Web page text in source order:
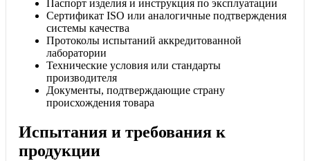
Паспорт изделия и инструкция по эксплуатации
Сертификат ISO или аналогичные подтверждения
системы качества
Протоколы испытаний аккредитованной
лаборатории
Технические условия или стандарты
производителя
Документы, подтверждающие страну
происхождения товара
Испытания и требования к
продукции